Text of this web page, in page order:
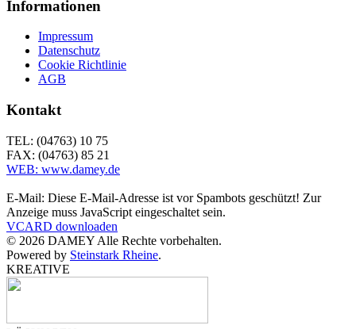
Informationen
Impressum
Datenschutz
Cookie Richtlinie
AGB
Kontakt
TEL: (04763) 10 75
FAX: (04763) 85 21
WEB: www.damey.de
E-Mail: Diese E-Mail-Adresse ist vor Spambots geschützt! Zur
Anzeige muss JavaScript eingeschaltet sein.
VCARD downloaden
© 2026 DAMEY Alle Rechte vorbehalten.
Powered by Steinstark Rheine.
KREATIVE